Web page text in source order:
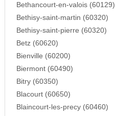
Bethancourt-en-valois (60129)
Bethisy-saint-martin (60320)
Bethisy-saint-pierre (60320)
Betz (60620)
Bienville (60200)
Biermont (60490)
Bitry (60350)
Blacourt (60650)
Blaincourt-les-precy (60460)